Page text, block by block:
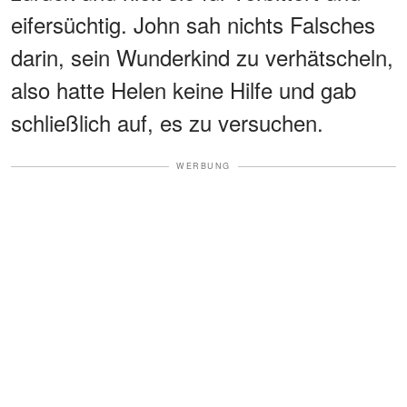
eifersüchtig. John sah nichts Falsches
darin, sein Wunderkind zu verhätscheln,
also hatte Helen keine Hilfe und gab
schließlich auf, es zu versuchen.
WERBUNG